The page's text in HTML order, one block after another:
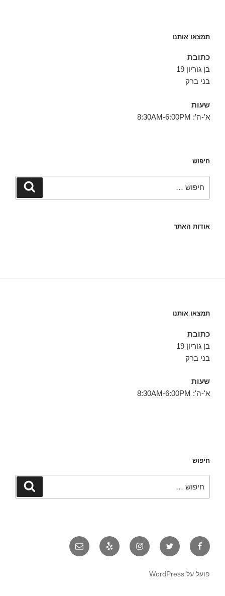
תמצאו אותנו
כתובת
בן גוריון 19
בני ברק
שעות
א'-ה': 8:30AM-6:00PM
חיפוש
חיפוש
אודות האתר
תמצאו אותנו
כתובת
בן גוריון 19
בני ברק
שעות
א'-ה': 8:30AM-6:00PM
חיפוש
חיפוש
פייסבוק טוויטר אינסטגרם יאלפ אימייל
פועל על WordPress